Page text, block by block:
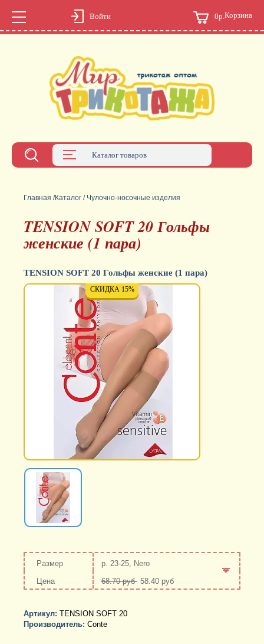
Войти Корзина
0р.
Каталог товаров
Главная /Каталог / Чулочно-носочные изделия
TENSION SOFT 20 Гольфы
женские (1 пара)
TENSION SOFT 20 Гольфы женские (1 пара)
СКИДКА 15%
р. 23-25, Nero
68.70 руб 58.40 руб
Артикул: TENSION SOFT 20
Производитель: Conte